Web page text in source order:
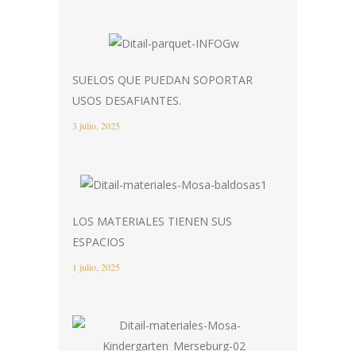
SUELOS QUE PUEDAN SOPORTAR
USOS DESAFIANTES.
3 julio, 2025
LOS MATERIALES TIENEN SUS
ESPACIOS
1 julio, 2025